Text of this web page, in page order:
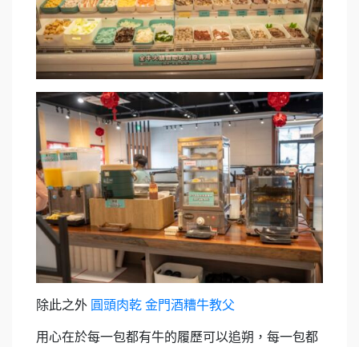
除此之外 圓頭肉乾 金門酒糟牛教父
用心在於每一包都有牛的履歷可以追朔，每一包都